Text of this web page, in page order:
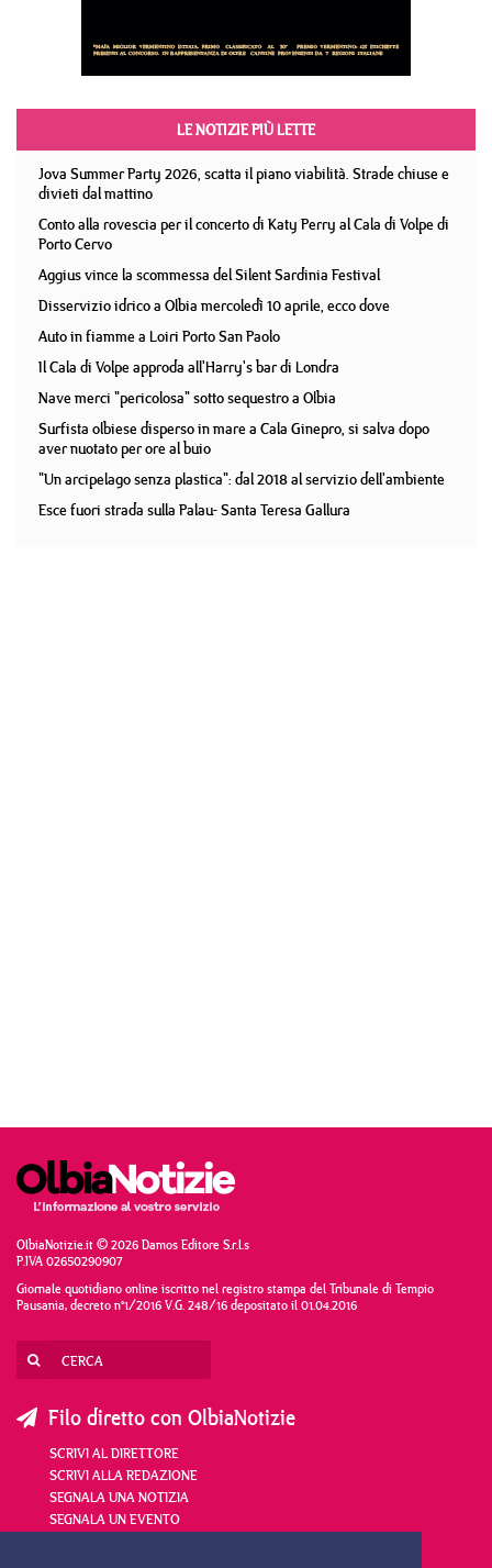
LE NOTIZIE PIÙ LETTE
Jova Summer Party 2026, scatta il piano viabilità. Strade chiuse e
divieti dal mattino
Conto alla rovescia per il concerto di Katy Perry al Cala di Volpe di
Porto Cervo
Aggius vince la scommessa del Silent Sardinia Festival
Disservizio idrico a Olbia mercoledì 10 aprile, ecco dove
Auto in fiamme a Loiri Porto San Paolo
Il Cala di Volpe approda all'Harry's bar di Londra
Nave merci "pericolosa" sotto sequestro a Olbia
Surfista olbiese disperso in mare a Cala Ginepro, si salva dopo
aver nuotato per ore al buio
"Un arcipelago senza plastica": dal 2018 al servizio dell'ambiente
Esce fuori strada sulla Palau- Santa Teresa Gallura
OlbiaNotizie.it © 2026 Damos Editore S.r.l.s
P.IVA 02650290907
Giornale quotidiano online iscritto nel registro stampa del Tribunale di Tempio
Pausania, decreto n°1/2016 V.G. 248/16 depositato il 01.04.2016
Filo diretto con OlbiaNotizie
SCRIVI AL DIRETTORE
SCRIVI ALLA REDAZIONE
SEGNALA UNA NOTIZIA
SEGNALA UN EVENTO